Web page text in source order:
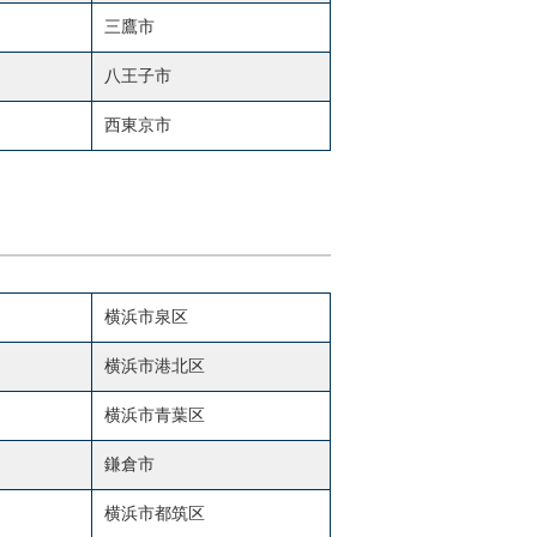
三鷹市
八王子市
西東京市
横浜市泉区
横浜市港北区
横浜市青葉区
鎌倉市
横浜市都筑区